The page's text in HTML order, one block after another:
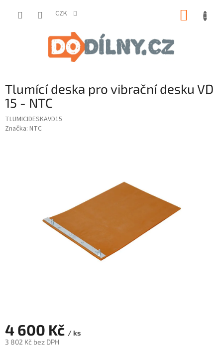
CZK
Tlumící deska pro vibrační desku VD
15 - NTC
TLUMICIDESKAVD15
Značka: NTC
4 600 Kč / ks
3 802 Kč bez DPH